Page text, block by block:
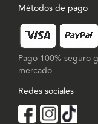
Métodos de pago
Pago 100% seguro
mercado
Redes sociales